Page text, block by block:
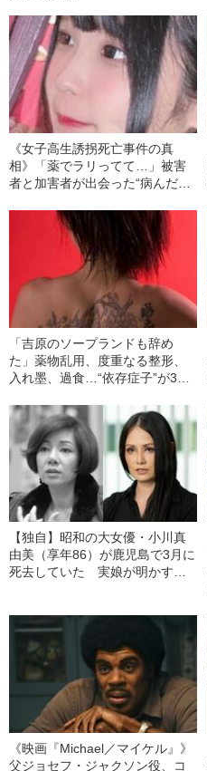
《女子高生誘拐死亡事件の真
相》「薬でラリってて…」被害
者と加害者が出会った“病んだ若
会」の実態とは
「吉原のソープランドも辞め
た」薬物乱用、度重なる整形、
入れ墨、過食…“依存症子”が30
【独自】昭和の大女優・小川真
由美（享年86）が鹿児島で3月に
死去していた 実娘が明かす
《映画『Michael／マイケル』》
父ジョセフ・ジャクソン役、コ